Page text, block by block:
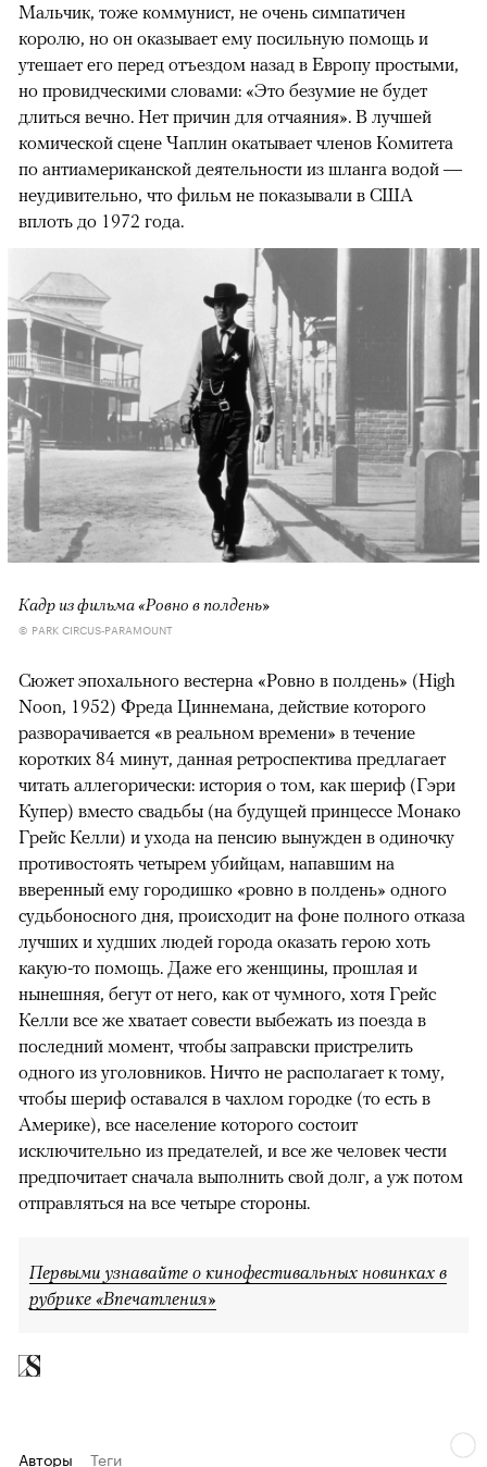
Мальчик, тоже коммунист, не очень симпатичен
королю, но он оказывает ему посильную помощь и
утешает его перед отъездом назад в Европу простыми,
но провидческими словами: «Это безумие не будет
длиться вечно. Нет причин для отчаяния». В лучшей
комической сцене Чаплин окатывает членов Комитета
по антиамериканской деятельности из шланга водой —
неудивительно, что фильм не показывали в США
вплоть до 1972 года.
Кадр из фильма «Ровно в полдень»
© PARK CIRCUS-PARAMOUNT
Сюжет эпохального вестерна «Ровно в полдень» (High
Noon, 1952) Фреда Циннемана, действие которого
разворачивается «в реальном времени» в течение
коротких 84 минут, данная ретроспектива предлагает
читать аллегорически: история о том, как шериф (Гэри
Купер) вместо свадьбы (на будущей принцессе Монако
Грейс Келли) и ухода на пенсию вынужден в одиночку
противостоять четырем убийцам, напавшим на
вверенный ему городишко «ровно в полдень» одного
судьбоносного дня, происходит на фоне полного отказа
лучших и худших людей города оказать герою хоть
какую-то помощь. Даже его женщины, прошлая и
нынешняя, бегут от него, как от чумного, хотя Грейс
Келли все же хватает совести выбежать из поезда в
последний момент, чтобы заправски пристрелить
одного из уголовников. Ничто не располагает к тому,
чтобы шериф оставался в чахлом городке (то есть в
Америке), все население которого состоит
исключительно из предателей, и все же человек чести
предпочитает сначала выполнить свой долг, а уж потом
отправляться на все четыре стороны.
Первыми узнавайте о кинофестивальных новинках в
рубрике «Впечатления»
Авторы Теги